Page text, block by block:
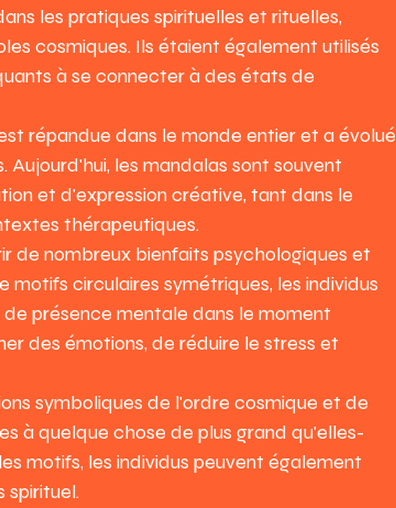
les pratiques spirituelles et rituelles,
cosmiques. Ils étaient également utilisés
à se connecter à des états de
répandue dans le monde entier et a évolué
les mandalas sont souvent
et d'expression créative, tant dans le
thérapeutiques.
de nombreux bienfaits psychologiques et
circulaires symétriques, les individus
présence mentale dans le moment
des émotions, de réduire le stress et
symboliques de l'ordre cosmique et de
à quelque chose de plus grand qu'elles-
motifs, les individus peuvent également
spirituel.